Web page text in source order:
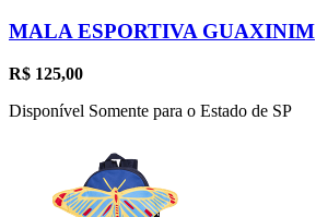
MALA ESPORTIVA GUAXINIM
R$ 125,00
Disponível Somente para o Estado de SP